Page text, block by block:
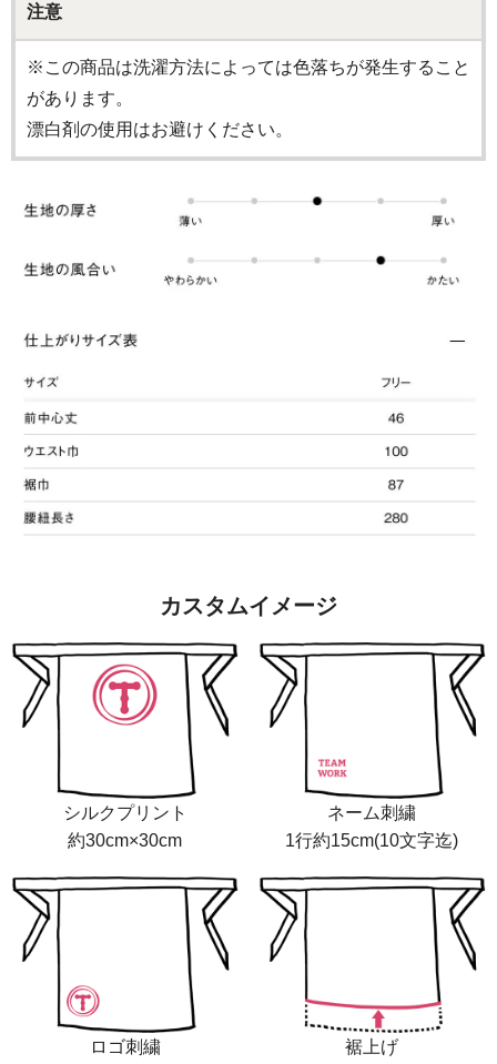
注意
※この商品は洗濯方法によっては色落ちが発生すること
があります。
漂白剤の使用はお避けください。
カスタムイメージ
シルクプリント
約30cm×30cm
ネーム刺繍
1行約15cm(10文字迄)
ロゴ刺繍
裾上げ